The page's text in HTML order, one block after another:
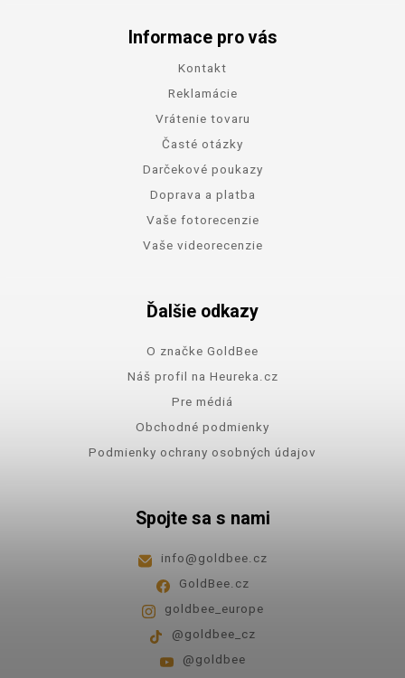
Informace pro vás
Kontakt
Reklamácie
Vrátenie tovaru
Časté otázky
Darčekové poukazy
Doprava a platba
Vaše fotorecenzie
Vaše videorecenzie
Ďalšie odkazy
O značke GoldBee
Náš profil na Heureka.cz
Pre médiá
Obchodné podmienky
Podmienky ochrany osobných údajov
Spojte sa s nami
info@goldbee.cz
GoldBee.cz
goldbee_europe
@goldbee_cz
@goldbee